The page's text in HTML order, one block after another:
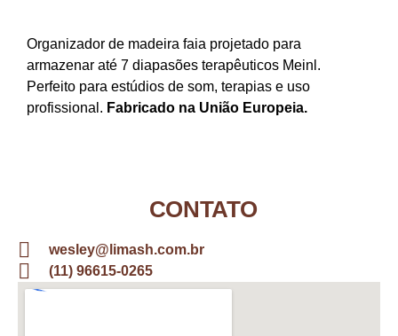
Organizador de madeira faia projetado para
armazenar até 7 diapasões terapêuticos Meinl.
Perfeito para estúdios de som, terapias e uso
profissional. Fabricado na União Europeia.
CONTATO
wesley@limash.com.br
(11) 96615-0265